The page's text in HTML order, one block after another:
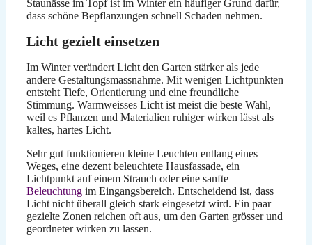
Staunässe im Topf ist im Winter ein häufiger Grund dafür,
dass schöne Bepflanzungen schnell Schaden nehmen.
Licht gezielt einsetzen
Im Winter verändert Licht den Garten stärker als jede
andere Gestaltungsmassnahme. Mit wenigen Lichtpunkten
entsteht Tiefe, Orientierung und eine freundliche
Stimmung. Warmweisses Licht ist meist die beste Wahl,
weil es Pflanzen und Materialien ruhiger wirken lässt als
kaltes, hartes Licht.
Sehr gut funktionieren kleine Leuchten entlang eines
Weges, eine dezent beleuchtete Hausfassade, ein
Lichtpunkt auf einem Strauch oder eine sanfte
Beleuchtung im Eingangsbereich. Entscheidend ist, dass
Licht nicht überall gleich stark eingesetzt wird. Ein paar
gezielte Zonen reichen oft aus, um den Garten grösser und
geordneter wirken zu lassen.